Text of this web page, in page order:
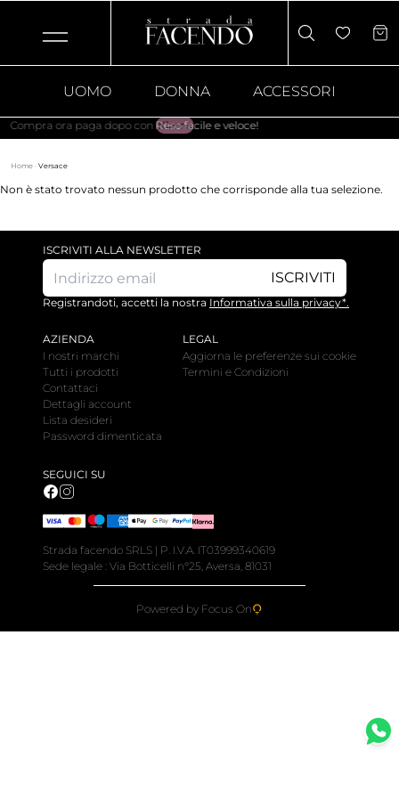
UOMO DONNA ACCESSORI
ora paga dopo conKlarna.
Reso facile e veloce!
Home · Versace
Non è stato trovato nessun prodotto che corrisponde alla tua selezione.
ISCRIVITI ALLA NEWSLETTER
ISCRIVITI
Registrandoti, accetti la nostra Informativa sulla privacy*.
AZIENDA
I nostri marchi
Tutti i prodotti
Contattaci
Dettagli account
Lista desideri
Password dimenticata
LEGAL
Aggiorna le preferenze sui cookie
Termini e Condizioni
SEGUICI SU
Strada facendo SRLS | P. I.V.A. IT03999340619
Sede legale : Via Botticelli n°25, Aversa, 81031
Powered by Focus On